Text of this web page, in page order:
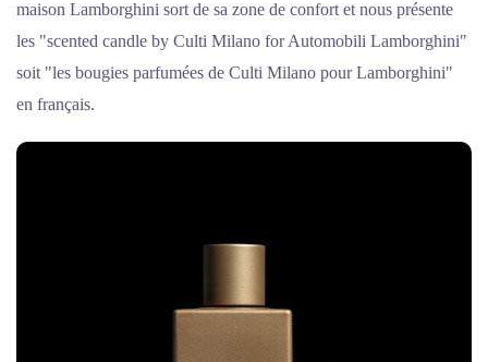
maison Lamborghini sort de sa zone de confort et nous présente
les "scented candle by Culti Milano for Automobili Lamborghini"
soit "les bougies parfumées de Culti Milano pour Lamborghini"
en français.